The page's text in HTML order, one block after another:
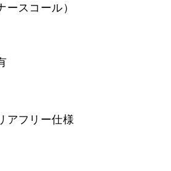
ースコール）
アフリー仕様